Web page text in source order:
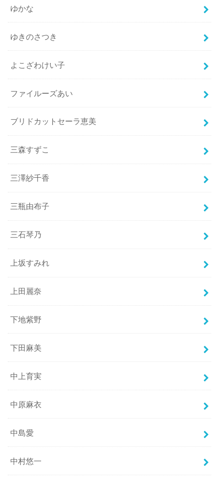
ゆかな
ゆきのさつき
よこざわけい子
ファイルーズあい
ブリドカットセーラ恵美
三森すずこ
三澤紗千香
三瓶由布子
三石琴乃
上坂すみれ
上田麗奈
下地紫野
下田麻美
中上育実
中原麻衣
中島愛
中村悠一